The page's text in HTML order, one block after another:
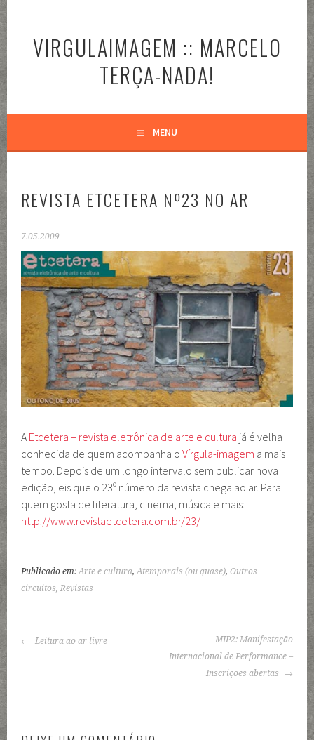
o
conteúdoVIRGULAIMAGEM :: MARCELO
TERÇA-NADA!
MENU
REVISTA ETCETERA Nº23 NO AR
7.05.2009
A Etcetera – revista eletrônica de arte e cultura já é velha
conhecida de quem acompanha oVírgula-imagem a mais
tempo. Depois de um longo intervalo sem publicar nova
edição, eis que o 23º número da revista chega ao ar. Para
quem gosta de literatura, cinema, música e mais:
http://www.revistaetcetera.com.br/23/
Publicado em:Arte e cultura,Atemporais (ou quase),Outros
circuitos, Revistas
NAVEGAÇÃO
Leitura ao ar livre
MIP2: Manifestação
Internacional de Performance –
Inscrições abertas